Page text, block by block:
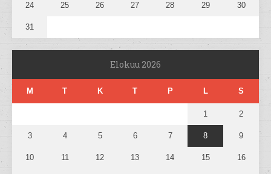
24 25 26 27 28 29 30
31
Elokuu 2026
M T K T P L S
1 2
3 4 5 6 7 8 9
10 11 12 13 14 15 16